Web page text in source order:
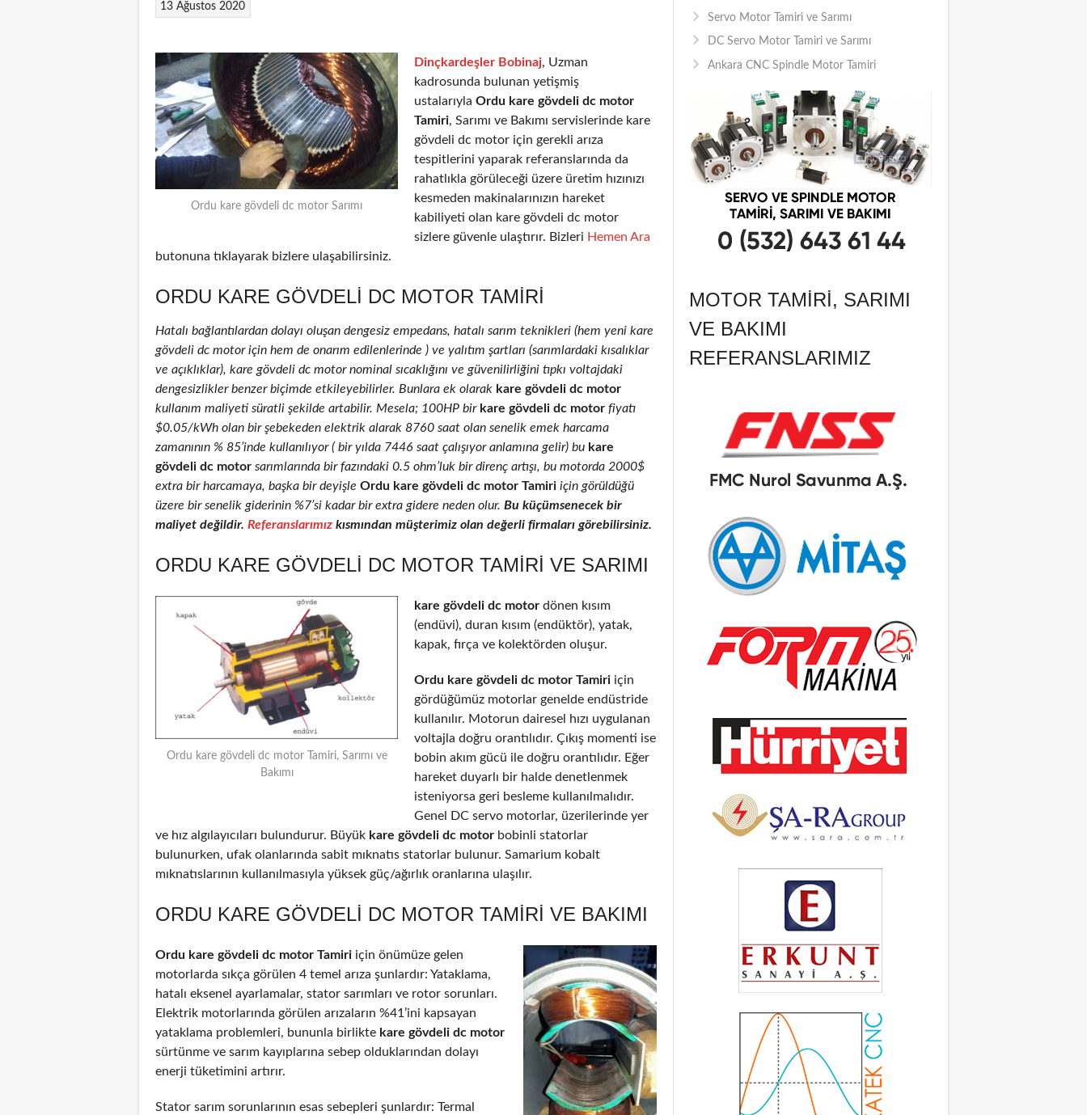
13 Ağustos 2020
Ordu kare gövdeli dc motor Sarımı
Dinçkardeşler Bobinaj, Uzman
kadrosunda bulunan yetişmiş
ustalarıyla Ordu kare gövdeli dc motor
Tamiri, Sarımı ve Bakımı servislerinde kare
gövdeli dc motor için gerekli arıza
tespitlerini yaparak referanslarında da
rahatlıkla görüleceği üzere üretim hızınızı
kesmeden makinalarınızın hareket
kabiliyeti olan kare gövdeli dc motor
sizlere güvenle ulaştırır. Bizleri Hemen Ara
butonuna tıklayarak bizlere ulaşabilirsiniz.
ORDU KARE GÖVDELI DC MOTOR TAMIRI
Hatalı bağlantılardan dolayı oluşan dengesiz empedans, hatalı sarım teknikleri (hem yeni kare
gövdeli dc motor için hem de onarım edilenlerinde ) ve yalıtım şartları (sarımlardaki kısalıklar
ve açıklıklar), kare gövdeli dc motor nominal sıcaklığını ve güvenilirliğini tıpkı voltajdaki
dengesizlikler benzer biçimde etkileyebilirler. Bunlara ek olarak kare gövdeli dc motor
kullanım maliyeti süratli şekilde artabilir. Mesela; 100HP birkare gövdeli dc motor fiyatı
$0.05/kWh olan bir şebekeden elektrik alarak 8760 saat olan senelik emek harcama
zamanının % 85’inde kullanılıyor ( bir yılda 7446 saat çalışıyor anlamına gelir) bu kare
gövdeli dc motor sarımlarında bir fazındaki 0.5 ohm’luk bir direnç artışı, bu motorda 2000$
extra bir harcamaya, başka bir deyişle Ordu kare gövdeli dc motor Tamiri için görüldüğü
üzere bir senelik giderinin %7’si kadar bir extra gidere neden olur. Bu küçümsenecek bir
maliyet değildir. Referanslarımız kısmından müşterimiz olan değerli firmaları görebilirsiniz.
ORDU KARE GÖVDELI DC MOTOR TAMIRI VE SARIMI
Ordu kare gövdeli dc motor Tamiri, Sarımı ve
Bakımı
kare gövdeli dc motor dönen kısım
(endüvi), duran kısım (endüktör), yatak,
kapak, fırça ve kolektörden oluşur.
Ordu kare gövdeli dc motor Tamiri için
gördüğümüz motorlar genelde endüstride
kullanılır. Motorun dairesel hızı uygulanan
voltajla doğru orantılıdır. Çıkış momenti ise
bobin akım gücü ile doğru orantılıdır. Eğer
hareket duyarlı bir halde denetlenmek
isteniyorsa geri besleme kullanılmalıdır.
Genel DC servo motorlar, üzerilerinde yer
ve hız algılayıcıları bulundurur. Büyük kare gövdeli dc motor bobinli statorlar
bulunurken, ufak olanlarında sabit mıknatıs statorlar bulunur. Samarium kobalt
mıknatıslarının kullanılmasıyla yüksek güç/ağırlık oranlarına ulaşılır.
ORDU KARE GÖVDELI DC MOTOR TAMIRI VE BAKIMI
Ordu kare gövdeli dc motor Tamiri için önümüze gelen
motorlarda sıkça görülen 4 temel arıza şunlardır: Yataklama,
hatalı eksenel ayarlamalar, stator sarımları ve rotor sorunları.
Elektrik motorlarında görülen arızaların %41’ini kapsayan
yataklama problemleri, bununla birlikte kare gövdeli dc motor
sürtünme ve sarım kayıplarına sebep olduklarından dolayı
enerji tüketimini artırır.
Stator sarım sorunlarının esas sebepleri şunlardır: Termal
Servo Motor Tamiri ve Sarımı
DC Servo Motor Tamiri ve Sarımı
Ankara CNC Spindle Motor Tamiri
MOTOR TAMIRI, SARIMI
VE BAKIMI
REFERANSLARIMIZ